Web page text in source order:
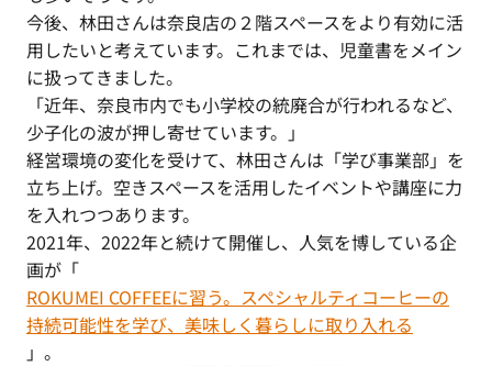
今後、林田さんは奈良店の２階スペースをより有効に活
用したいと考えています。これまでは、児童書をメイン
に扱ってきました。
「近年、奈良市内でも小学校の統廃合が行われるなど、
少子化の波が押し寄せています。」
経営環境の変化を受けて、林田さんは「学び事業部」を
立ち上げ。空きスペースを活用したイベントや講座に力
を入れつつあります。
2021年、2022年と続けて開催し、人気を博している企
画が「
ROKUMEI COFFEEに習う。スペシャルティコーヒーの
持続可能性を学び、美味しく暮らしに取り入れる
」。